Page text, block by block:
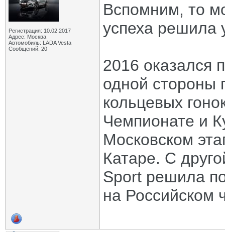
Регистрация: 10.02.2017
Адрес: Москва
Автомобиль: LADA Vesta
Сообщений: 20
Вспомним, то
успеха решила
2016 оказался
одной стороны
кольцевых
Чемпионате и
Московском
Катаре. С
Sport решила
на Российском